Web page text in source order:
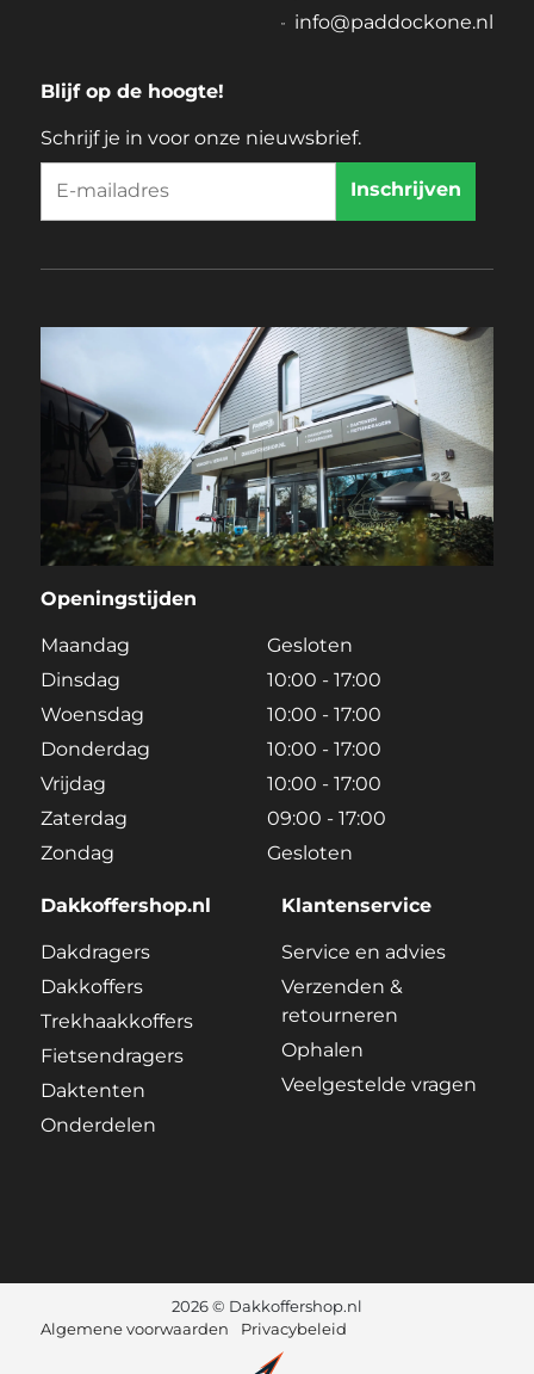
info@paddockone.nl
Blijf op de hoogte!
Schrijf je in voor onze nieuwsbrief.
Openingstijden
Maandag
Gesloten
Dinsdag
10:00 - 17:00
Woensdag
10:00 - 17:00
Donderdag
10:00 - 17:00
Vrijdag
10:00 - 17:00
Zaterdag
09:00 - 17:00
Zondag
Gesloten
Dakkoffershop.nl
Dakdragers
Dakkoffers
Trekhaakkoffers
Fietsendragers
Daktenten
Onderdelen
Klantenservice
Service en advies
Verzenden &
retourneren
Ophalen
Veelgestelde vragen
2026 © Dakkoffershop.nl
Algemene voorwaarden
Privacybeleid